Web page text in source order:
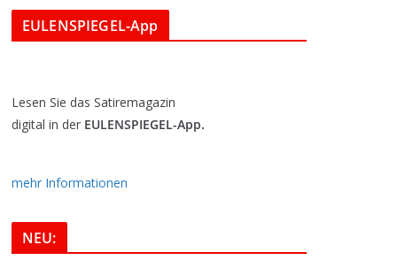
EULENSPIEGEL-App
Lesen Sie das Satiremagazin
digital in der EULENSPIEGEL-App.
mehr Informationen
NEU: